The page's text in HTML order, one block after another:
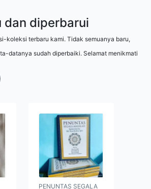
dan diperbarui
koleksi terbaru kami. Tidak semuanya baru,
datanya sudah diperbaiki. Selamat menikmati
PENUNTAS SEGALA